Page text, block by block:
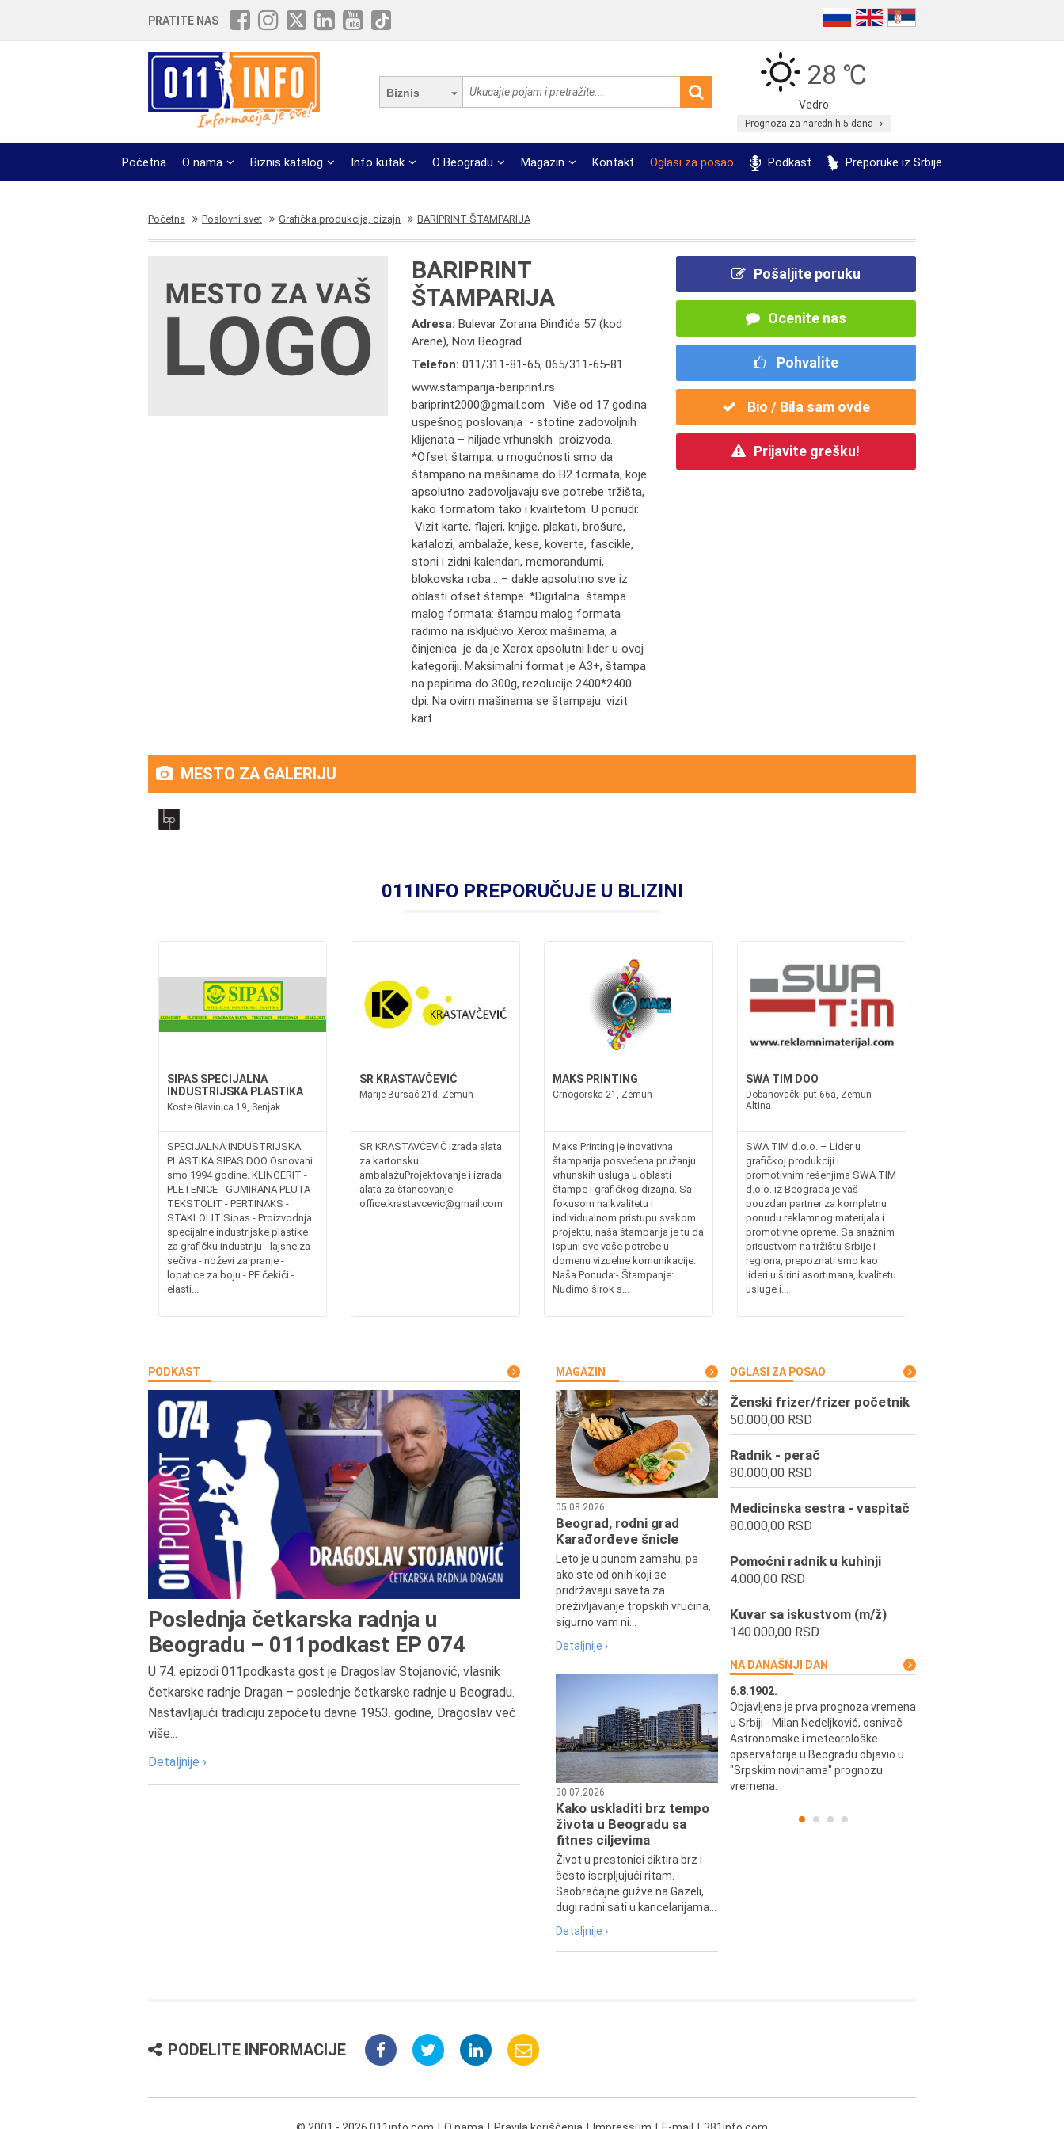
PRATITE NAS
Biznis
28 ℃
Vedro
Prognoza za narednih 5 dana
Početna O nama Biznis katalog Info kutak O Beogradu Magazin Kontakt Oglasi za posao Podkast Preporuke iz Srbije
Početna Poslovni svet Grafička produkcija, dizajn BARIPRINT ŠTAMPARIJA
BARIPRINT
ŠTAMPARIJA
Adresa:Bulevar Zorana Đinđića 57 (kod
Arene), Novi Beograd
Telefon:011/311-81-65,065/311-65-81
www.stamparija-bariprint.rs
bariprint2000@gmail.com . Više od 17 godina
uspešnog poslovanja - stotine zadovoljnih
klijenata – hiljade vrhunskih proizvoda.
*Ofset štampa: u mogućnosti smo da
štampano na mašinama do B2 formata, koje
apsolutno zadovoljavaju sve potrebe tržišta,
kako formatom tako i kvalitetom. U ponudi:
Vizit karte, flajeri, knjige, plakati, brošure,
katalozi, ambalaže, kese, koverte, fascikle,
stoni i zidni kalendari, memorandumi,
blokovska roba... – dakle apsolutno sve iz
oblasti ofset štampe. *Digitalna štampa
malog formata: štampu malog formata
radimo na isključivo Xerox mašinama, a
činjenica je da je Xerox apsolutni lider u ovoj
kategoriji. Maksimalni format je A3+, štampa
na papirima do 300g, rezolucije 2400*2400
dpi. Na ovim mašinama se štampaju: vizit
kart...
Pošaljite poruku
Ocenite nas
Pohvalite
Bio / Bila sam ovde
Prijavite grešku!
MESTO ZA GALERIJU
011INFO PREPORUČUJE U BLIZINI
SIPAS SPECIJALNA
INDUSTRIJSKA PLASTIKA
Koste Glavinića 19, Senjak
SPECIJALNA INDUSTRIJSKA
PLASTIKA SIPAS DOO Osnovani
smo 1994 godine. KLINGERIT -
PLETENICE - GUMIRANA PLUTA -
TEKSTOLIT - PERTINAKS -
STAKLOLIT Sipas - Proizvodnja
specijalne industrijske plastike
za grafičku industriju - lajsne za
sečiva - noževi za pranje -
lopatice za boju - PE čekići -
elasti...
SR KRASTAVČEVIĆ
Marije Bursać 21d, Zemun
SR KRASTAVČEVIĆ Izrada alata
za kartonsku
ambalažuProjektovanje i izrada
alata za štancovanje
office.krastavcevic@gmail.com
MAKS PRINTING
Crnogorska 21, Zemun
Maks Printing je inovativna
štamparija posvećena pružanju
vrhunskih usluga u oblasti
štampe i grafičkog dizajna. Sa
fokusom na kvalitetu i
individualnom pristupu svakom
projektu, naša štamparija je tu da
ispuni sve vaše potrebe u
domenu vizuelne komunikacije.
Naša Ponuda:- Štampanje:
Nudimo širok s...
SWA TIM DOO
Dobanovački put 66a, Zemun -
Altina
SWA TIM d.o.o. – Lider u
grafičkoj produkciji i
promotivnim rešenjima SWA TIM
d.o.o. iz Beograda je vaš
pouzdan partner za kompletnu
ponudu reklamnog materijala i
promotivne opreme. Sa snažnim
prisustvom na tržištu Srbije i
regiona, prepoznati smo kao
lideri u širini asortimana, kvalitetu
usluge i...
PODKAST
Poslednja četkarska radnja u
Beogradu – 011podkast EP 074
U 74. epizodi 011podkasta gost je Dragoslav Stojanović, vlasnik
četkarske radnje Dragan – poslednje četkarske radnje u Beogradu.
Nastavljajući tradiciju započetu davne 1953. godine, Dragoslav već
više...
Detaljnije ›
MAGAZIN
05.08.2026
Beograd, rodni grad
Karađorđeve šnicle
Leto je u punom zamahu, pa
ako ste od onih koji se
pridržavaju saveta za
preživljavanje tropskih vrućina,
sigurno vam ni...
Detaljnije ›
30.07.2026
Kako uskladiti brz tempo
života u Beogradu sa
fitnes ciljevima
Život u prestonici diktira brz i
često iscrpljujući ritam.
Saobraćajne gužve na Gazeli,
dugi radni sati u kancelarijama...
Detaljnije ›
OGLASI ZA POSAO
Ženski frizer/frizer početnik
50.000,00 RSD
Radnik - perač
80.000,00 RSD
Medicinska sestra - vaspitač
80.000,00 RSD
Pomoćni radnik u kuhinji
4.000,00 RSD
Kuvar sa iskustvom (m/ž)
140.000,00 RSD
NA DANAŠNJI DAN
Preminula je Zorka Boljanović,
vazduhoplovni inženjer, predsednik
Udruženja žena pilota Jugoslavije.
6.8.1902.
Objavljena je prva prognoza vremena
u Srbiji - Milan Nedeljković, osnivač
Astronomske i meteorološke
opservatorije u Beogradu objavio u
"Srpskim novinama" prognozu
vremena.
PODELITE INFORMACIJE